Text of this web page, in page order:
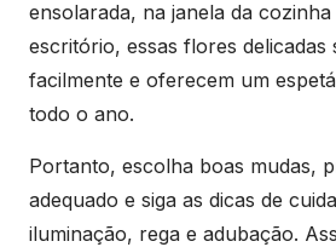
ensolarada, na janela da
escritório, essas flores delicadas
facilmente e oferecem um
todo o ano.
Portanto, escolha boas mudas,
adequado e siga as dicas de
iluminação, rega e adubação.